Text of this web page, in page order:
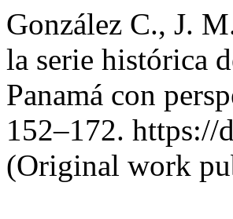
González C., J.
la serie histórica
Panamá con
152–172. https://
(Original work